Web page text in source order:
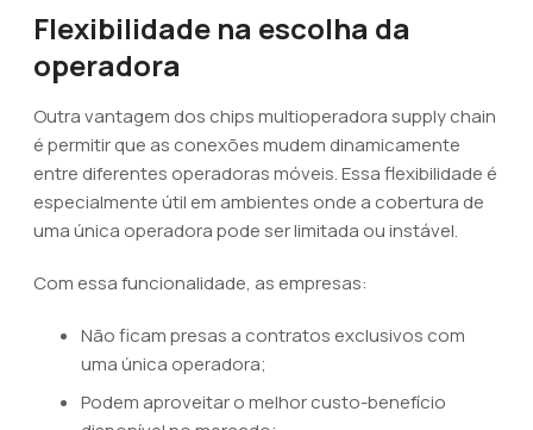
Flexibilidade na escolha da
operadora
Outra vantagem dos chips multioperadora supply chain
é permitir que as conexões mudem dinamicamente
entre diferentes operadoras móveis. Essa flexibilidade é
especialmente útil em ambientes onde a cobertura de
uma única operadora pode ser limitada ou instável.
Com essa funcionalidade, as empresas:
Não ficam presas a contratos exclusivos com
uma única operadora;
Podem aproveitar o melhor custo-benefício